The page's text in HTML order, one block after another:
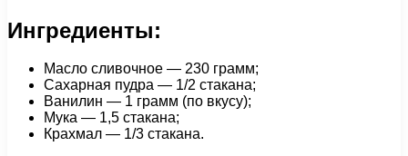
Ингредиенты:
Масло сливочное — 230 грамм;
Сахарная пудра — 1/2 стакана;
Ванилин — 1 грамм (по вкусу);
Мука — 1,5 стакана;
Крахмал — 1/3 стакана.